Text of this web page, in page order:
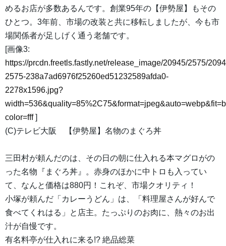
めるお店が多数あるんです。創業95年の【伊勢屋】もその
ひとつ。3年前、市場の改装と共に移転しましたが、今も市
場関係者が足しげく通う老舗です。
[画像3:
https://prcdn.freetls.fastly.net/release_image/20945/2575/
2575-238a7ad6976f25260ed51232589afda0-
2278x1596.jpg?
color=fff]
(C)テレビ大阪 【伊勢屋】名物のまぐろ丼
三田村が頼んだのは、その日の朝に仕入れる本マグロがの
った名物『まぐろ丼』。赤身のほかに中トロも入ってい
て、なんと価格は880円！これぞ、市場クオリティ！
小塚が頼んだ「カレーうどん」は、「料理屋さんが好んで
食べてくれはる」と店主。たっぷりのお肉に、熱々のお出
汁が自慢です。
有名料亭が仕入れに来る!? 絶品総菜